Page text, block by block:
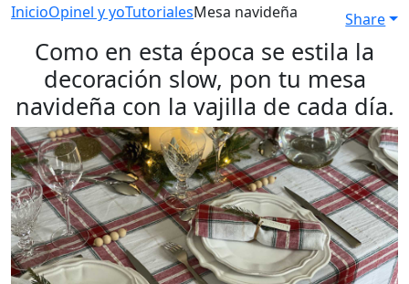
InicioOpinel y yoTutorialesMesa navideña Share
Como en esta época se estila la
decoración slow, pon tu mesa
navideña con la vajilla de cada día.